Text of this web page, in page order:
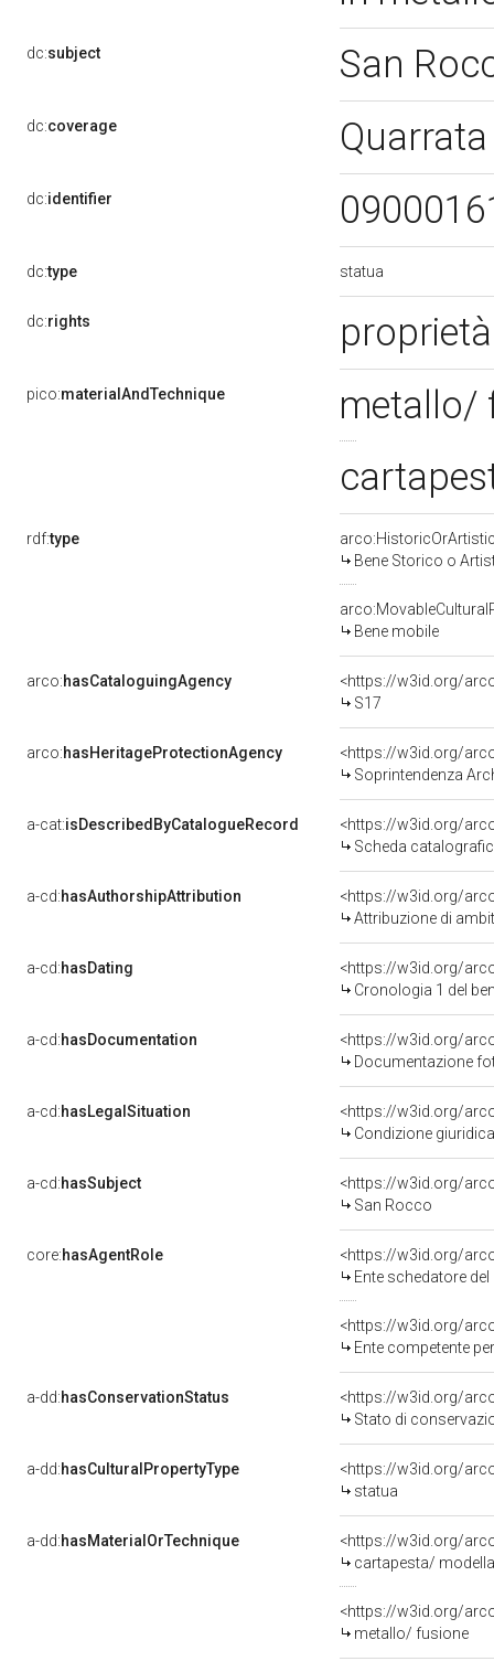
dc:subject San
dc:coverage
dc:identifier
dc:type statua
dc:rights
pico:materialAndTechnique
metallo/
rdf:type
Bene Storico o
Bene mobile
arco:hasCataloguingAgency
<https://w3id.org/
S17
arco:hasHeritageProtectionAgency
<https://w3id.org/
Soprintendenza
a-cat:isDescribedByCatalogueRecord
<https://w3id.org/
Scheda
a-cd:hasAuthorshipAttribution
<https://w3id.org/
Attribuzione di
a-cd:hasDating
<https://w3id.org/
Cronologia 1 del
a-cd:hasDocumentation
Documentazione
a-cd:hasLegalSituation
Condizione
a-cd:hasSubject
<https://w3id.org/
San Rocco
core:hasAgentRole
<https://w3id.org/
Ente schedatore del
<https://w3id.org/
Ente competente per tutela
a-dd:hasConservationStatus
<https://w3id.org/
Stato di
a-dd:hasCulturalPropertyType
<https://w3id.org/
statua
a-dd:hasMaterialOrTechnique
<https://w3id.org/
cartapesta/
<https://w3id.org/
metallo/ fusione